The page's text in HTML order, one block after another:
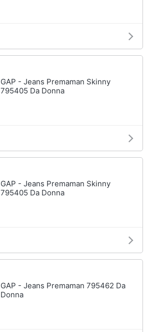
GAP - Jeans Premaman Skinny
795405 Da Donna
GAP - Jeans Premaman Skinny
795405 Da Donna
GAP - Jeans Premaman 795462 Da
Donna